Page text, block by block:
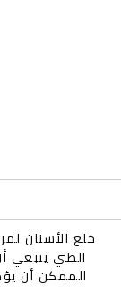
خلع الأسنان
الطبي
الممكن أن